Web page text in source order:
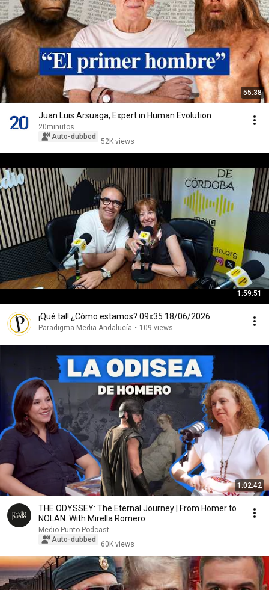
55:38
Juan Luis Arsuaga, Expert in Human Evolution
20minutos
Auto-dubbed
52K views
1:59:51
¡Qué tal! ¿Cómo estamos? 09x35 18/06/2026
Paradigma Media Andalucía • 109 views
1:02:42
THE ODYSSEY: The Eternal Journey | From Homer to
NOLAN. With Mirella Romero
Medio Punto Podcast
Auto-dubbed
60K views